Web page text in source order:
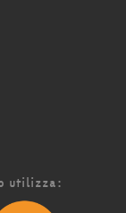
utilizza: